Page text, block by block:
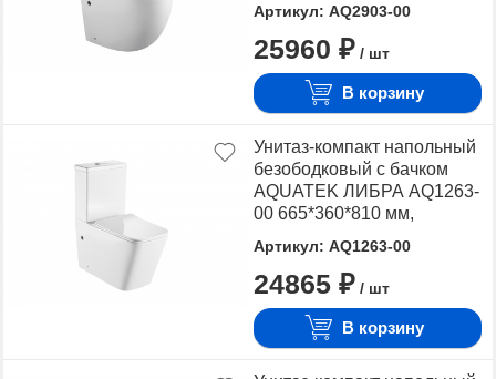
выпуск, тонкое сиденье с
механизмом плавного
Артикул: AQ2903-00
25960 ₽ / шт
В корзину
Унитаз-компакт напольный
безободковый с бачком
AQUATEK ЛИБРА AQ1263-
00 665*360*810 мм,
тонкое сиденье с
механизмом плавного
Артикул: AQ1263-00
24865 ₽ / шт
В корзину